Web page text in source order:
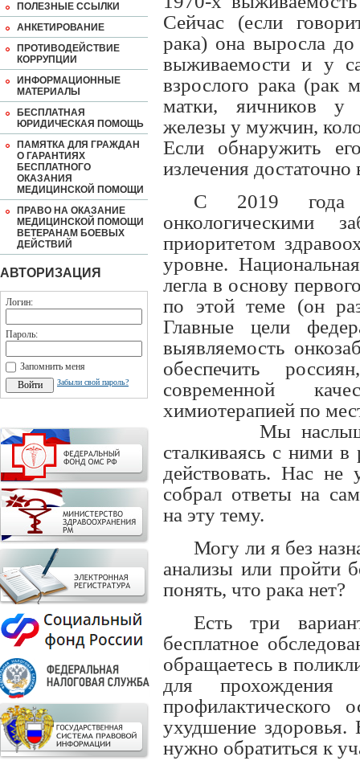
ПОЛЕЗНЫЕ ССЫЛКИ
АНКЕТИРОВАНИЕ
ПРОТИВОДЕЙСТВИЕ
КОРРУПЦИИ
ИНФОРМАЦИОННЫЕ
МАТЕРИАЛЫ
БЕСПЛАТНАЯ
ЮРИДИЧЕСКАЯ ПОМОЩЬ
ПАМЯТКА ДЛЯ ГРАЖДАН
О ГАРАНТИЯХ
БЕСПЛАТНОГО
ОКАЗАНИЯ
МЕДИЦИНСКОЙ ПОМОЩИ
ПРАВО НА ОКАЗАНИЕ
МЕДИЦИНСКОЙ ПОМОЩИ
ВЕТЕРАНАМ БОЕВЫХ
ДЕЙСТВИЙ
АВТОРИЗАЦИЯ
Логин:
Пароль:
Запомнить меня
Забыли свой пароль?
Сейчас (если
рака) она выросла
выживаемости и у
взрослого рака (рак
матки, яичников у
железы у мужчин,
Если обнаружить
излечения достаточно
С 2019 года
онкологическими
приоритетом
уровне.
легла в основу
по этой теме (он
Главные цели
выявляемость
обеспечить
современной
химиотерапией по
Мы
сталкиваясь с ними в
действовать. Нас
собрал ответы на
на эту тему.
Могу ли я без
анализы или пройти
понять, что рака нет?
Есть три
бесплатное
обращаетесь в
для прохождения
ухудшение здоровья.
нужно обратиться к